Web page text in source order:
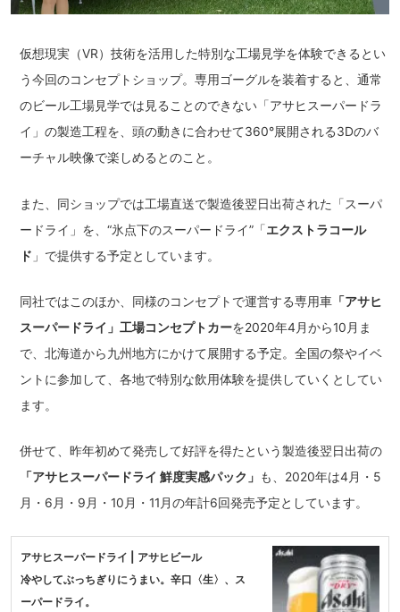
仮想現実（VR）技術を活用した特別な工場見学を体験できるとい
う今回のコンセプトショップ。専用ゴーグルを装着すると、通常
のビール工場見学では見ることのできない「アサヒスーパードラ
イ」の製造工程を、頭の動きに合わせて360°展開される3Dのバ
ーチャル映像で楽しめるとのこと。
また、同ショップでは工場直送で製造後翌日出荷された「スーパ
ードライ」を、“氷点下のスーパードライ”「エクストラコール
ド 」で提供する予定としています。
同社ではこのほか、同様のコンセプトで運営する専用車 「アサヒ
スーパードライ」工場コンセプトカーを2020年4月から10月ま
で、北海道から九州地方にかけて展開する予定。全国の祭やイベ
ントに参加して、各地で特別な飲用体験を提供していくとしてい
ます。
併せて、昨年初めて発売して好評を得たという製造後翌日出荷の
「アサヒスーパードライ 鮮度実感パック」 も、2020年は4月・5
月・6月・9月・10月・11月の年計6回発売予定としています。
アサヒスーパードライ | アサヒビール
冷やしてぶっちぎりにうまい。辛口〈生〉、ス
ーパードライ。